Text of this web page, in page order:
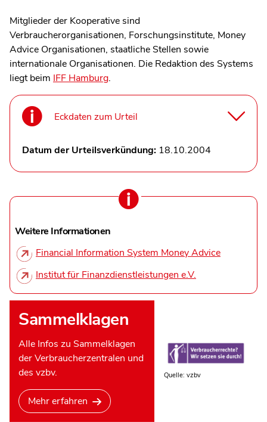
Mitglieder der Kooperative sind
Verbraucherorganisationen, Forschungsinstitute, Money
Advice Organisationen, staatliche Stellen sowie
internationale Organisationen. Die Redaktion des Systems
liegt beim IFF Hamburg.
Eckdaten zum Urteil
Datum der Urteilsverkündung: 18.10.2004
Weitere Informationen
Financial Information System Money Advice
Institut für Finanzdienstleistungen e.V.
Sammelklagen
Alle Infos zu Sammelklagen
der Verbraucherzentralen und
des vzbv.
Mehr erfahren
Quelle: vzbv